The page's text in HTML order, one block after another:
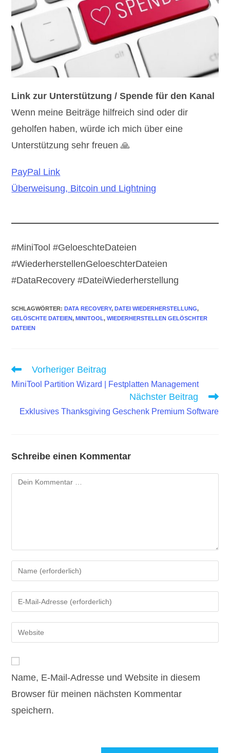
Link zur Unterstützung / Spende für den Kanal
Wenn meine Beiträge hilfreich sind oder dir
geholfen haben, würde ich mich über eine
Unterstützung sehr freuen 🙏
PayPal Link
Überweisung, Bitcoin und Lightning
#MiniTool #GeloeschteDateien
#WiederherstellenGeloeschterDateien
#DataRecovery #DateiWiederherstellung
SCHLAGWÖRTER: DATA RECOVERY, DATEI WIEDERHERSTELLUNG,
GELÖSCHTE DATEIEN, MINITOOL, WIEDERHERSTELLEN GELÖSCHTER
DATEIEN
Weitere
ansehen
Vorheriger Beitrag
MiniTool Partition Wizard | Festplatten Management
Nächster Beitrag
Exklusives Thanksgiving Geschenk Premium Software
Schreibe einen Kommentar
Kommentar
Gib
deinen
Namen
oder
zum
Kommentieren
ein
Gib
deine
E-
Mail-
Kommentieren
Gib
deine
URL
ein
(optional)
Name, E-Mail-Adresse und Website in diesem
Browser für meinen nächsten Kommentar
speichern.